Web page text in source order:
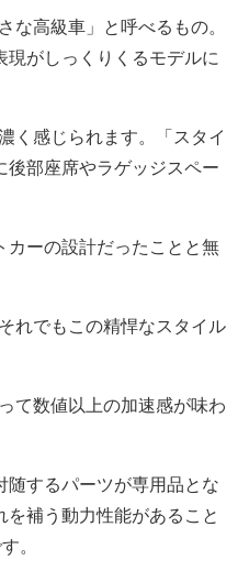
高級車」と呼べるもの。
がしっくりくるモデルに
く感じられます。「スタイ
後部座席やラゲッジスペー
ーの設計だったことと無
れでもこの精悍なスタイル
て数値以上の加速感が味わ
するパーツが専用品とな
補う動力性能があること
。